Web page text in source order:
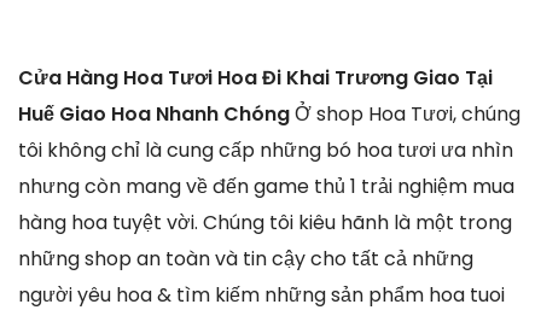
Cửa Hàng Hoa Tươi Hoa Đi Khai Trương Giao Tại
Huế Giao Hoa Nhanh ChóngỞ shop Hoa Tươi, chúng
tôi không chỉ là cung cấp những bó hoa tươi ưa nhìn
nhưng còn mang về đến game thủ 1 trải nghiệm mua
hàng hoa tuyệt vời. Chúng tôi kiêu hãnh là một trong
những shop an toàn và tin cậy cho tất cả những
người yêu hoa & tìm kiếm những sản phẩm hoa tuoi